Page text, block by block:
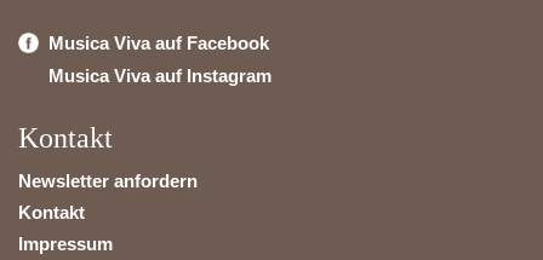
Musica Viva auf Facebook
Musica Viva auf Instagram
Kontakt
Newsletter anfordern
Kontakt
Impressum